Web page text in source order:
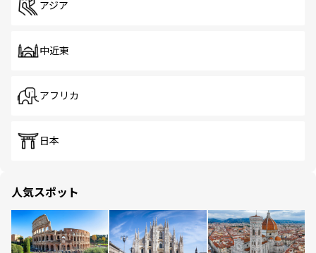
アジア
中近東
アフリカ
日本
人気スポット